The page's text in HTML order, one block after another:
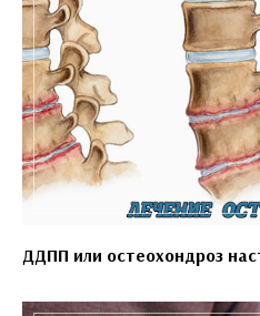
ДДПП или остеохондроз